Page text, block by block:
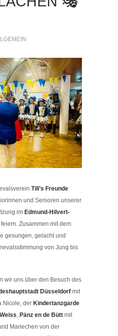
Till’s Freunde
und Senioren unserer
im Edmund-Hilvert-
Zusammen mit dem
gesungen, gelacht und
von Jung bis
wir uns über den Besuch des
Düsseldorf mit
Nicole, der Kindertanzgarde
, Pänz en de Bütt mit
Mariechen von der